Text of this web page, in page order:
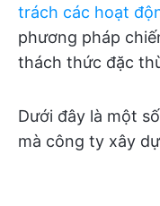
trách các hoạt
phương pháp
thách thức đặc
Dưới đây là một
mà công ty xây